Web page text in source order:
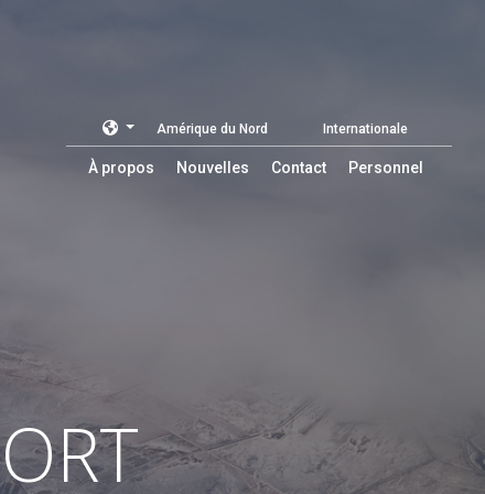
À propos Nouvelles Contact Personnel
Amérique du Nord Internationale